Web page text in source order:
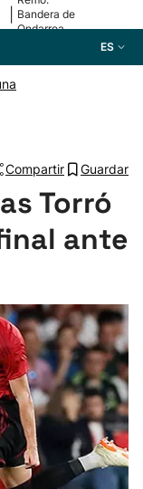
Bandera de
Ondarroa
ES
Compartir Guardar
Torró
ante